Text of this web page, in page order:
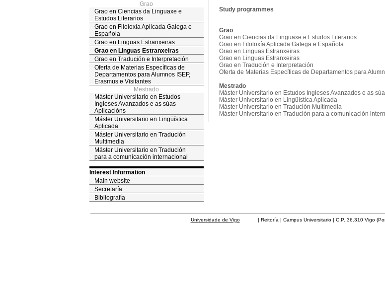
Grao
Grao en Ciencias da Linguaxe e
Estudos Literarios
Grao en Filoloxía Aplicada Galega e
Española
Grao en Linguas Estranxeiras
Grao en Linguas Estranxeiras
Grao en Tradución e Interpretación
Oferta de Materias Específicas de
Departamentos para Alumnos ISEP,
Erasmus e Visitantes
Mestrado
Máster Universitario en Estudos
Ingleses Avanzados e as súas
Aplicacións
Máster Universitario en Lingüística
Aplicada
Máster Universitario en Tradución
Multimedia
Máster Universitario en Tradución
para a comunicación internacional
Interest Information
Main website
Secretaría
Bibliografía
Study programmes
Grao
Grao en Ciencias da Linguaxe e Estudos Literarios
Grao en Filoloxía Aplicada Galega e Española
Grao en Linguas Estranxeiras
Grao en Linguas Estranxeiras
Grao en Tradución e Interpretación
Oferta de Materias Específicas de Departamentos para
Mestrado
Máster Universitario en Estudos Ingleses Avanzados e as
Máster Universitario en Lingüística Aplicada
Máster Universitario en Tradución Multimedia
Máster Universitario en Tradución para a comunicación
Universidade de Vigo| Reitoría | Campus Universitario | C.P. 36.310 Vigo